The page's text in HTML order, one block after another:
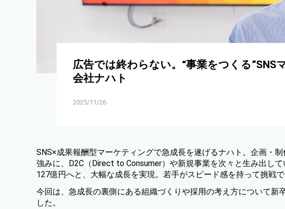
広告では終わらない。“事業をつくる
会社ナハト
2025/11/26
SNS×成果報酬型マーケティングで急成長を遂げるナハト。企画・
強みに、D2C（Direct to Consumer）や新規事業を次々と生み出し
127億円へと、大幅な成長を実現。若手がスピード感を持って挑戦
今回は、急成長の裏側にある組織づくりや採用の考え方について新
した。